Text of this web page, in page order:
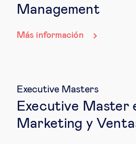
Management
Más información
Executive Masters
Executive Master
Marketing y